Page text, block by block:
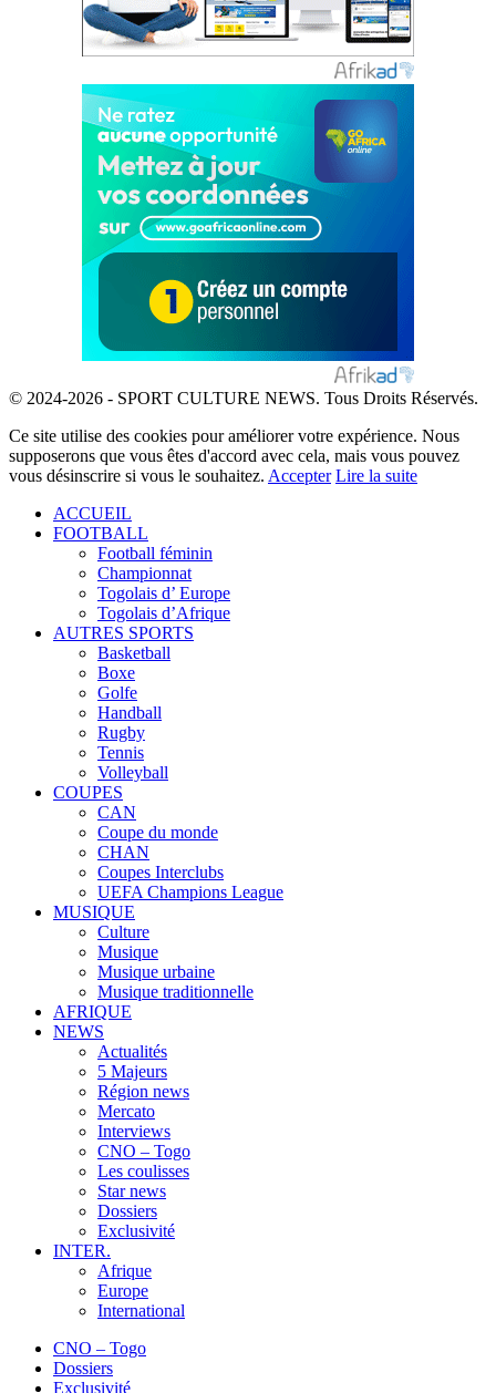
© 2024-2026 - SPORT CULTURE NEWS. Tous Droits Réservés.
Ce site utilise des cookies pour améliorer votre expérience. Nous
supposerons que vous êtes d'accord avec cela, mais vous pouvez
vous désinscrire si vous le souhaitez. Accepter Lire la suite
ACCUEIL
FOOTBALL
Football féminin
Championnat
Togolais d’ Europe
Togolais d’Afrique
AUTRES SPORTS
Basketball
Boxe
Golfe
Handball
Rugby
Tennis
Volleyball
COUPES
CAN
Coupe du monde
CHAN
Coupes Interclubs
UEFA Champions League
MUSIQUE
Culture
Musique
Musique urbaine
Musique traditionnelle
AFRIQUE
NEWS
Actualités
5 Majeurs
Région news
Mercato
Interviews
CNO – Togo
Les coulisses
Star news
Dossiers
Exclusivité
INTER.
Afrique
Europe
International
CNO – Togo
Dossiers
Exclusivité